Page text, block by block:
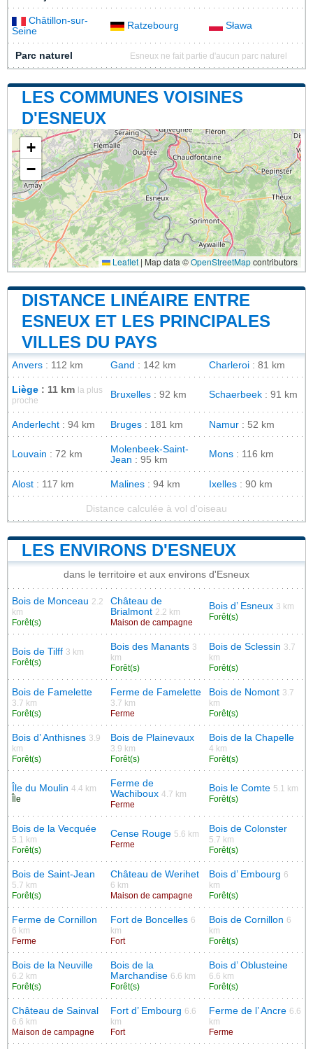
Châtillon-sur-
Seine
Ratzebourg Sława
Parc naturel Esneux ne fait partie d'aucun parc naturel
LES COMMUNES VOISINES
D'ESNEUX
+
−
Leaflet | Map data ©OpenStreetMapcontributors
DISTANCE LINÉAIRE ENTRE
ESNEUX ET LES PRINCIPALES
VILLES DU PAYS
Anvers : 112 km Gand : 142 km Charleroi : 81 km
Liège : 11 km
la plus
proche
Bruxelles : 92 km Schaerbeek : 91 km
Anderlecht : 94 km Bruges : 181 km Namur : 52 km
Louvain : 72 km
Molenbeek-Saint-
Jean : 95 km
Mons : 116 km
Alost : 117 km Malines : 94 km Ixelles : 90 km
Distance calculée à vol d'oiseau
LES ENVIRONS D'ESNEUX
dans le territoire et aux environs d'Esneux
Bois de Monceau 2.2
km
Forêt(s)
Château de
Brialmont 2.2 km
Maison de campagne
Bois d’ Esneux 3 km
Forêt(s)
Bois de Tilff 3 km
Forêt(s)
Bois des Manants 3
km
Forêt(s)
Bois de Sclessin 3.7
km
Forêt(s)
Bois de Famelette
3.7 km
Forêt(s)
Ferme de Famelette
3.7 km
Ferme
Bois de Nomont 3.7
km
Forêt(s)
Bois d’ Anthisnes 3.9
km
Forêt(s)
Bois de Plainevaux
3.9 km
Forêt(s)
Bois de la Chapelle
4 km
Forêt(s)
Île du Moulin 4.4 km
Île
Ferme de
Wachiboux 4.7 km
Ferme
Bois le Comte 5.1 km
Forêt(s)
Bois de la Vecquée
5.1 km
Forêt(s)
Cense Rouge 5.6 km
Ferme
Bois de Colonster
5.7 km
Forêt(s)
Bois de Saint-Jean
5.7 km
Forêt(s)
Château de Werihet
6 km
Maison de campagne
Bois d’ Embourg 6
km
Forêt(s)
Ferme de Cornillon
6 km
Ferme
Fort de Boncelles 6
km
Fort
Bois de Cornillon 6
km
Forêt(s)
Bois de la Neuville
6.2 km
Forêt(s)
Bois de la
Marchandise 6.6 km
Forêt(s)
Bois d’ Oblusteine
6.6 km
Forêt(s)
Château de Sainval
6.6 km
Maison de campagne
Fort d’ Embourg 6.6
km
Fort
Ferme de l’ Ancre 6.6
km
Ferme